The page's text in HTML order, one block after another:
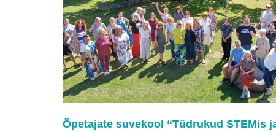
Õpetajate suvekool “Tüdrukud STEMis